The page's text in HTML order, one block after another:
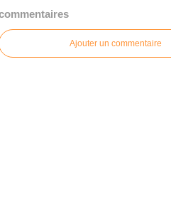
Ajouter un commentaire